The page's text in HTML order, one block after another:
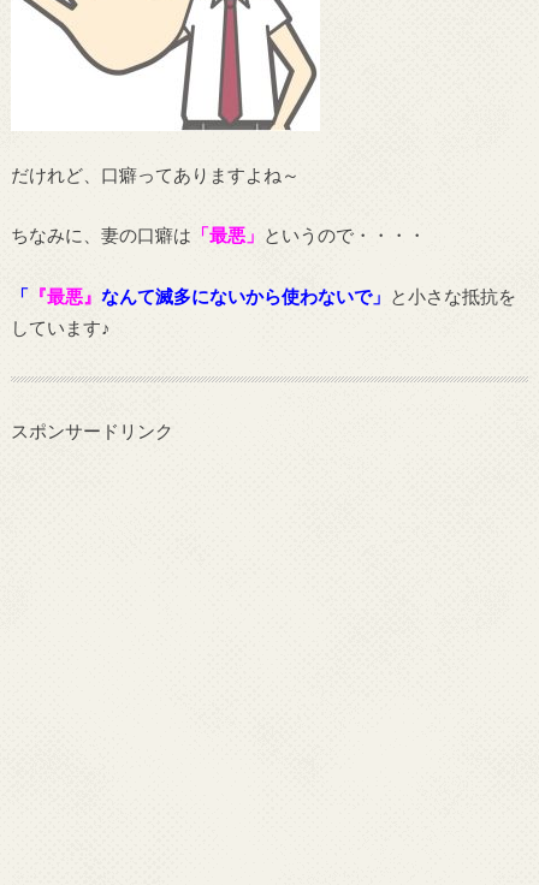
だけれど、口癖ってありますよね～
ちなみに、妻の口癖は 「最悪」 というので・・・・
「『最悪』 なんて滅多にないから使わないで」 と小さな抵抗を
しています♪
スポンサードリンク